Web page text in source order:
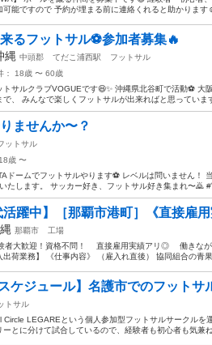
可能ですので 予約が埋まる前に連絡くれると助かります
るフットサル⚽️参加者募集🔥
縄 中頭郡 てだこ浦西駅
フットサル
： 18歳 〜 60歳
サルクラブVOGUEです😆✨ 沖縄県北谷町で活動⚽️ 大
、 みんなで楽しくフットサルが出来ればと思っていま
ませんか〜？
ットサル
歳 〜
ドームでフットサルやります⚽️ レベルは問いません！
たします。 サッカー好き、フットサル好き集まれ〜🙇 #
活躍中】［那覇市港町］《直接雇
那覇市
工場
大歓迎！資格不問！ 直接雇用実績アリ◎ 働きなが
荷業務】 《仕事内容》 （雇入れ直後） 協同組合の青
ケジュール】名護市でのフットサ
トサル
Circle LEGAREという個人参加型フットサルサークルを
ーとに分けて試合しているので、経験者も初心者も気兼